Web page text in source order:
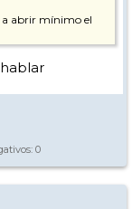
a abrir mínimo el
0